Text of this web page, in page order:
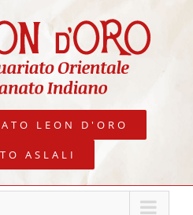
LEON D'ORO
ASLALI